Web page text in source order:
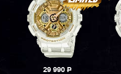
29 990P